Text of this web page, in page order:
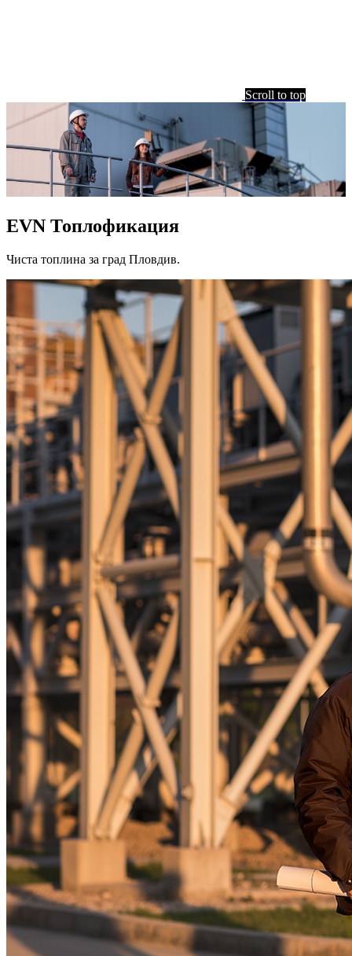
Scroll to top
EVN Топлофикация
Чиста топлина за град Пловдив.